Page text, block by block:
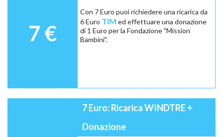
7 €
Con 7 Euro puoi richiedere una ricarica da
6 Euro TIM ed effettuare una donazione
di 1 Euro per la Fondazione "Mission
Bambini".
7 Euro: Ricarica WINDTRE +
Donazione